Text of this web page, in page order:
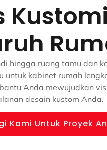
hingga ruang tamu dan
untuk kabinet rumah
Anda mewujudkan
desain kustom Anda.
Kami Untuk Proyek